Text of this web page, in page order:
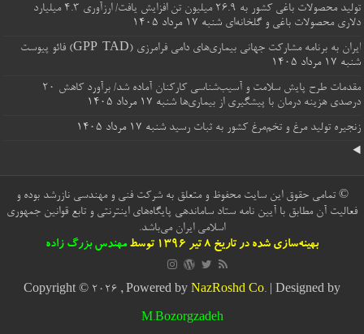
تولید محصولات باغی کشور به ۲۶.۹ میلیون تن افزایش یافت/ ارزآوری 4.3 میلیارد
دلاری محصولات باغی و گلخانه‌ای شنبه ۱۷ مرداد ۱۴۰۵
ایران به برنامه مشارکت جهانی بیماری‌های دامی فرامرزی (GPP-TAD) فائو پیوست
شنبه ۱۷ مرداد ۱۴۰۵
مقدمات طرح پایش سلامت و آسیب‌شناسی کارکنان آماده شد/ برآورد کاهش 20
درصدی هزینه درمان با پیشگیری از بیماری‌ها شنبه ۱۷ مرداد ۱۴۰۵
زنجیره تولید مرغ و تخم‌مرغ کشور به ثبات رسید شنبه ۱۷ مرداد ۱۴۰۵
© تمامی حقوق این سایت محفوظ و متعلق به شرکت فنی و مهندسی نازرشد بوده و
فعالیت آن مطابق با آیین نامه ستاد ساماندهی پایگاه‌های اینترنتی و تابع قوانین جمهوری
اسلامی ایران می‌باشد.
بهینه‌سازی شده در تاریخ 8 تیر 1396 توسط
مهندس بزرگ زاده
Copyright © 2026 , Powered byNazRoshd Co. | Designed by
M.Bozorgzadeh